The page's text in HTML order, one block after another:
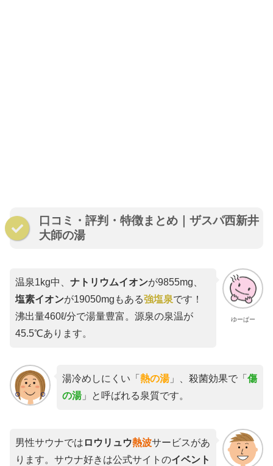
口コミ・評判・特徴まとめ｜ザスパ西新井
大師の湯
ゆーぱー
温泉1kg中、 ナトリウムイオンが9855mg、
塩素イオンが19050mgもある強塩泉です！
沸出量460ℓ/分で湯量豊富。源泉の泉温が
45.5℃あります。
湯冷めしにくい「 熱の湯」、殺菌効果で「 傷
の湯」と呼ばれる泉質です。
男性サウナでは ロウリュウ熱波サービスがあ
ります。サウナ好きは公式サイトのイベント